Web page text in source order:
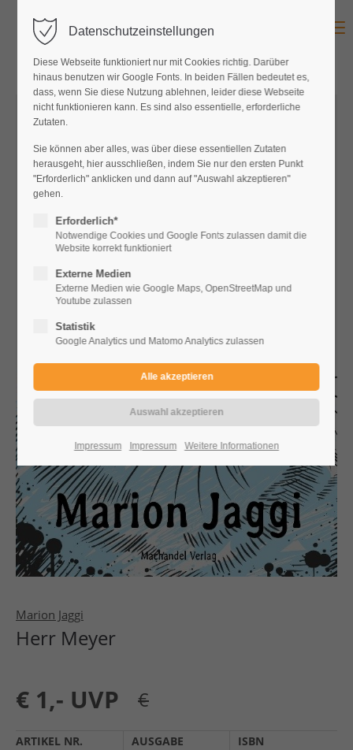
Marion Jaggi
Herr Meyer
€ 1,- UVP €
ARTIKEL NR.
AUSGABE
ISBN
Datenschutzeinstellungen
Diese Webseite funktioniert nur mit Cookies richtig. Darüber
hinaus benutzen wir Google Fonts. In beiden Fällen bedeutet es,
dass, wenn Sie diese Nutzung ablehnen, leider diese Webseite
nicht funktionieren kann. Es sind also essentielle, erforderliche
Zutaten.
Sie können aber alles, was über diese essentiellen Zutaten
herausgeht, hier ausschließen, indem Sie nur den ersten Punkt
"Erforderlich" anklicken und dann auf "Auswahl akzeptieren"
gehen.
Erforderlich*
Notwendige Cookies und Google Fonts zulassen damit die
Website korrekt funktioniert
Externe Medien
Externe Medien wie Google Maps, OpenStreetMap und
Youtube zulassen
Statistik
Google Analytics und Matomo Analytics zulassen
Impressum Impressum Weitere Informationen